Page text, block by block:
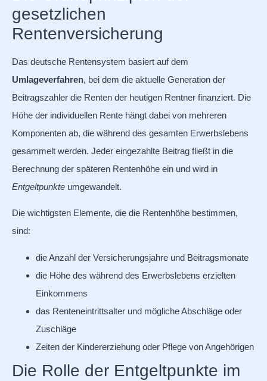
gesetzlichen
Rentenversicherung
Das deutsche Rentensystem basiert auf dem
Umlageverfahren, bei dem die aktuelle Generation der
Beitragszahler die Renten der heutigen Rentner finanziert. Die
Höhe der individuellen Rente hängt dabei von mehreren
Komponenten ab, die während des gesamten Erwerbslebens
gesammelt werden. Jeder eingezahlte Beitrag fließt in die
Berechnung der späteren Rentenhöhe ein und wird in
Entgeltpunkte umgewandelt.
Die wichtigsten Elemente, die die Rentenhöhe bestimmen,
sind:
die Anzahl der Versicherungsjahre und Beitragsmonate
die Höhe des während des Erwerbslebens erzielten
Einkommens
das Renteneintrittsalter und mögliche Abschläge oder
Zuschläge
Zeiten der Kindererziehung oder Pflege von Angehörigen
Die Rolle der Entgeltpunkte im